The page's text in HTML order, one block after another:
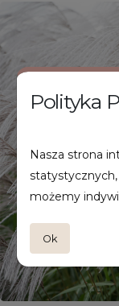
Polityka
Nasza strona
możemy
Ok